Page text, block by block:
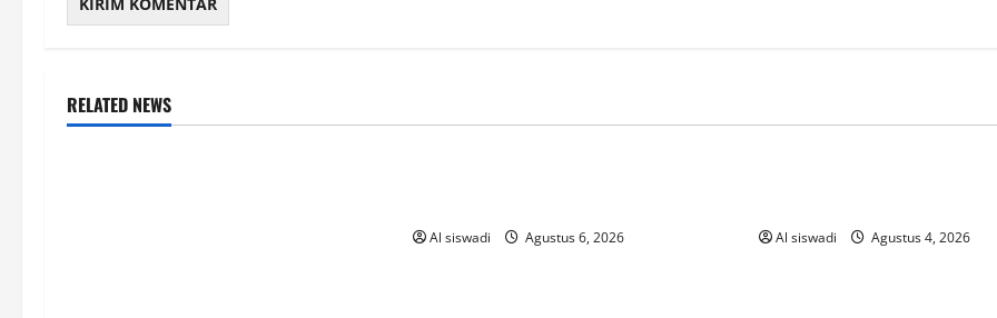
RELATED NEWS
Al siswadi Agustus 6, 2026 Al siswadi Agustus 4, 2026